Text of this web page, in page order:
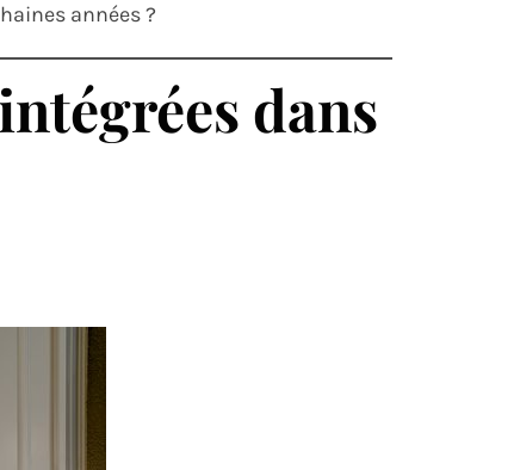
années ?
dans